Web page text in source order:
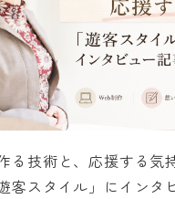
作る技術と、応援する気
遊客スタイル」にインタ